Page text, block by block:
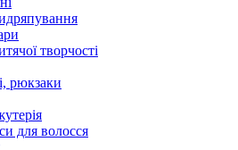
творчості
рюкзаки
для волосся